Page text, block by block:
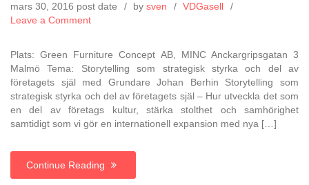
mars 30, 2016 post date by sven
VDGasell
Leave a Commenton
Malmö
–
Onsdag
30
mars
2016
17:00
Plats: Green Furniture Concept AB, MINC Anckargripsgatan 3
Malmö Tema: Storytelling som strategisk styrka och del av
företagets själ med Grundare Johan Berhin Storytelling som
strategisk styrka och del av företagets själ – Hur utveckla det som
en del av företags kultur, stärka stolthet och samhörighet
samtidigt som vi gör en internationell expansion med nya […]
Continue Reading